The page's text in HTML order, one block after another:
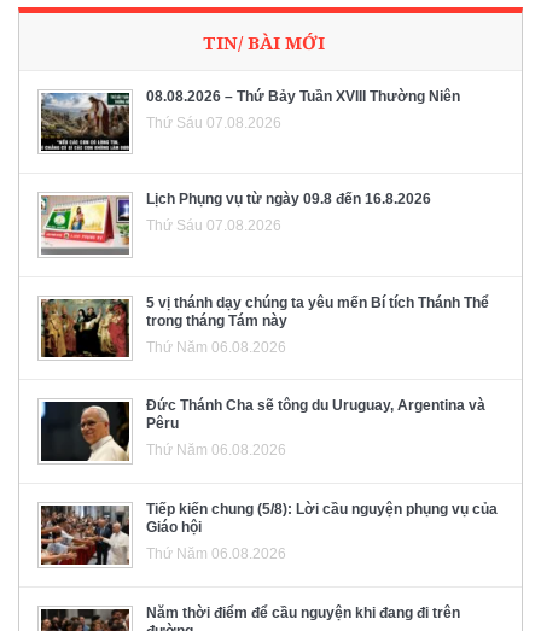
TIN/ BÀI MỚI
08.08.2026 – Thứ Bảy Tuần XVIII Thường Niên
Thứ Sáu 07.08.2026
Lịch Phụng vụ từ ngày 09.8 đến 16.8.2026
Thứ Sáu 07.08.2026
5 vị thánh dạy chúng ta yêu mến Bí tích Thánh Thể
trong tháng Tám này
Thứ Năm 06.08.2026
Đức Thánh Cha sẽ tông du Uruguay, Argentina và
Pêru
Thứ Năm 06.08.2026
Tiếp kiến chung (5/8): Lời cầu nguyện phụng vụ của
Giáo hội
Thứ Năm 06.08.2026
Năm thời điểm để cầu nguyện khi đang đi trên